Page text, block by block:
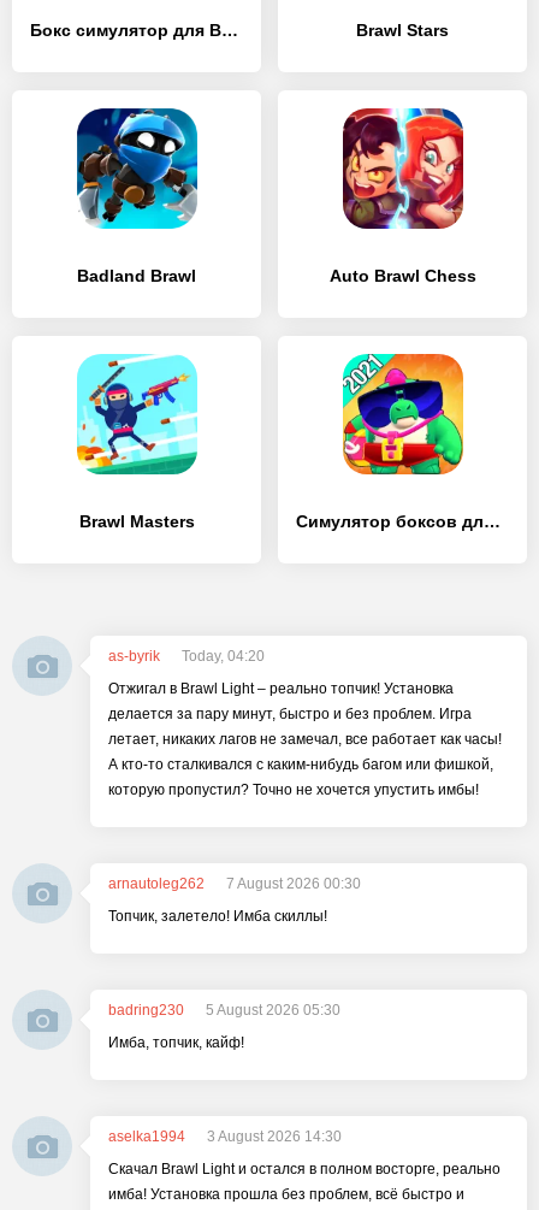
Бокс симулятор для Brawl Stars 2 d Бравл пасс BS Brawl Stars
Badland Brawl Auto Brawl Chess
Brawl Masters Симулятор боксов для Бравл Старс с бравл пасс
as-byrik
Today, 04:20
Отжигал в Brawl Light – реально топчик! Установка
делается за пару минут, быстро и без проблем. Игра
летает, никаких лагов не замечал, все работает как часы!
А кто-то сталкивался с каким-нибудь багом или фишкой,
которую пропустил? Точно не хочется упустить имбы!
arnautoleg262
7 August 2026 00:30
Топчик, залетело! Имба скиллы!
badring230
5 August 2026 05:30
Имба, топчик, кайф!
aselka1994
3 August 2026 14:30
Скачал Brawl Light и остался в полном восторге, реально
имба! Установка прошла без проблем, всё быстро и